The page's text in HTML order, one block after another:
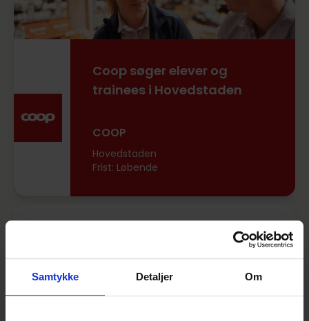
Samtykke Detaljer Om
Coop søger elever og
trainees i Hovedstaden
COOP
Hovedstaden
Frist: Løbende
farmakonomstuderende til
Sjælland